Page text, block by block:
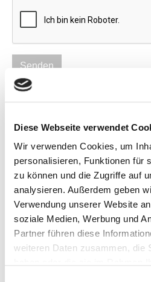
Diese Webseite verwendet
Wir verwenden Cookies, um
personalisieren, Funktionen für
zu können und die Zugriffe auf
analysieren. Außerdem geben
Verwendung unserer Website
soziale Medien, Werbung und
Partner führen diese
weiteren Daten zusammen, die
Senden
Sie haben Interesse an
anderen Angebote? Melden
erhalten Sie Antworten auf
Fragen - schnell und
Kontaktformular.
Nachdem Sie das
haben, melden wir uns